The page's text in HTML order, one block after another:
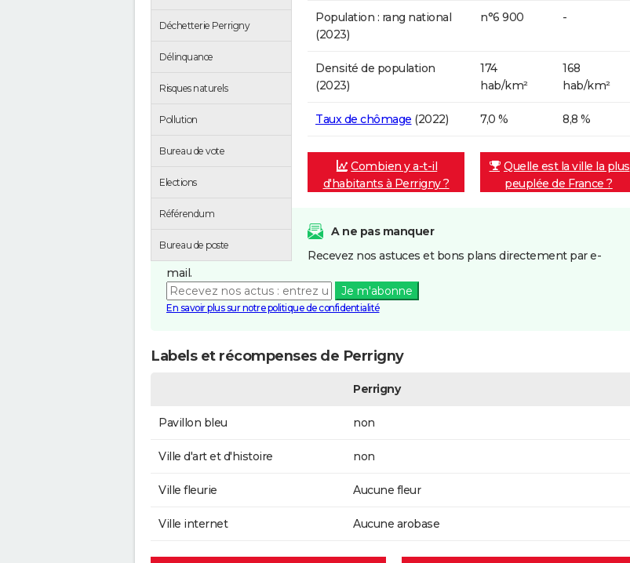
Déchetterie Perrigny
Délinquance
Risques naturels
Pollution
Bureau de vote
Elections
Référendum
Bureau de poste
Population : rang national
(2023)
n°6 900 -
Densité de population
(2023)
174
hab/km²
168
hab/km²
Taux de chômage (2022) 7,0 % 8,8 %
Combien y a-t-il
d'habitants à Perrigny ?
Quelle est la ville la plus
peuplée de France ?
A ne pas manquer
Recevez nos astuces et bons plans directement par e-
mail.
Je m'abonne
En savoir plus sur notre politique de confidentialité
Labels et récompenses de Perrigny
Perrigny
Pavillon bleu non
Ville d'art et d'histoire non
Ville fleurie Aucune fleur
Ville internet Aucune arobase